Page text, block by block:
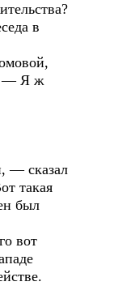
в
— Я ж
— сказал
такая
был
вот